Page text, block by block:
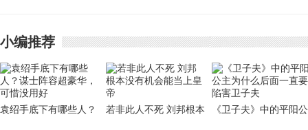
小编推荐
袁绍手底下有哪些人？
若非此人不死 刘邦根本
《卫子夫》中的平阳公